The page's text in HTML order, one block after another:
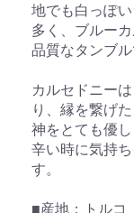
地でも白っぽ
多く、ブルー
品質なタンブル
カルセドニー
り、縁を繋げ
神をとても優
辛い時に気持
す。
■産地：トルコ